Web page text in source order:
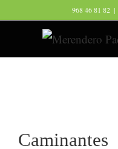
968 46 81 82 |
Caminantes